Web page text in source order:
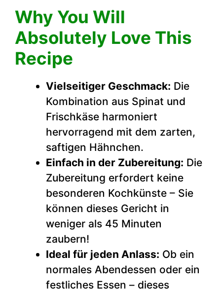
Why You Will
Absolutely Love This
Recipe
Vielseitiger Geschmack: Die
Kombination aus Spinat und
Frischkäse harmoniert
hervorragend mit dem zarten,
saftigen Hähnchen.
Einfach in der Zubereitung: Die
Zubereitung erfordert keine
besonderen Kochkünste – Sie
können dieses Gericht in
weniger als 45 Minuten
zaubern!
Ideal für jeden Anlass: Ob ein
normales Abendessen oder ein
festliches Essen – dieses